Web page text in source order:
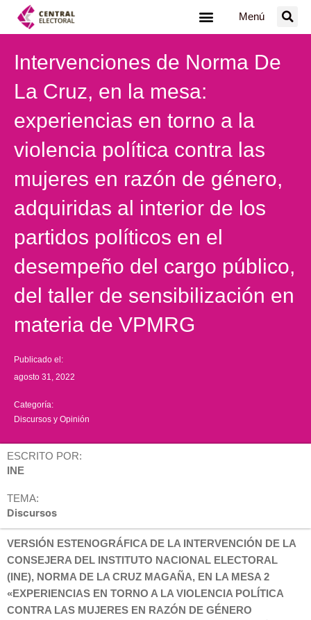
Menú
Intervenciones de Norma De
La Cruz, en la mesa:
experiencias en torno a la
violencia política contra las
mujeres en razón de género,
adquiridas al interior de los
partidos políticos en el
desempeño del cargo público,
del taller de sensibilización en
materia de VPMRG
Publicado el:
agosto 31, 2022
Categoría:
Discursos y Opinión
ESCRITO POR:
INE
TEMA:
Discursos
VERSIÓN ESTENOGRÁFICA DE LA INTERVENCIÓN DE LA
CONSEJERA DEL INSTITUTO NACIONAL ELECTORAL
(INE), NORMA DE LA CRUZ MAGAÑA, EN LA MESA 2
«EXPERIENCIAS EN TORNO A LA VIOLENCIA POLÍTICA
CONTRA LAS MUJERES EN RAZÓN DE GÉNERO